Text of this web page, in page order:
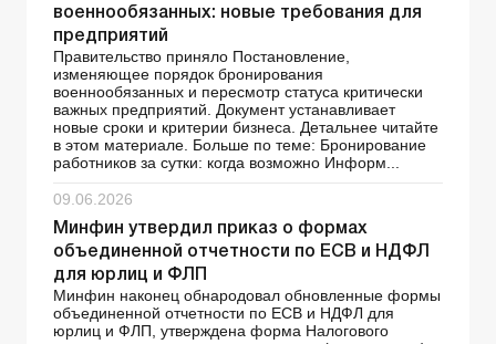
военнообязанных: новые требования для
предприятий
Правительство приняло Постановление,
изменяющее порядок бронирования
военнообязанных и пересмотр статуса критически
важных предприятий. Документ устанавливает
новые сроки и критерии бизнеса. Детальнее читайте
в этом материале. Больше по теме: Бронирование
работников за сутки: когда возможно Информ...
09.06.2026
Минфин утвердил приказ о формах
объединенной отчетности по ЕСВ и НДФЛ
для юрлиц и ФЛП
Минфин наконец обнародовал обновленные формы
объединенной отчетности по ЕСВ и НДФЛ для
юрлиц и ФЛП, утверждена форма Налогового